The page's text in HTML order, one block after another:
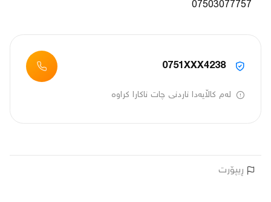
07503077757
0751XXX4238
لەم کاڵایەدا ناردنی چات ناکارا کراوە
ڕیپۆرت